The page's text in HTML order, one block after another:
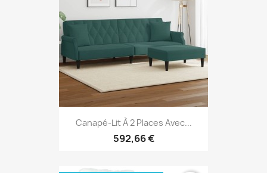
Canapé-Lit À 2 Places Avec...
592,66 €